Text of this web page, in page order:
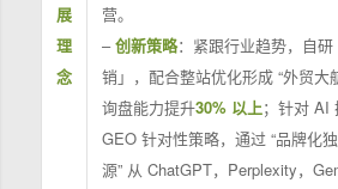
展
理
念
营。
–创新策略：紧跟行业趋势，自
销」，配合整站优化形成 “外贸大
询盘能力提升30% 以上；针对 AI
GEO 针对性策略，通过 “品牌化
源” 从 ChatGPT，Perplexity，